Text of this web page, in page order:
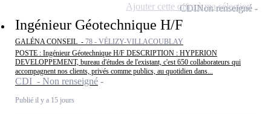
Ingénieur Géotechnique H/F
GALÉNA CONSEIL - 78 - VÉLIZY-VILLACOUBLAY
POSTE : Ingénieur Géotechnique H/F DESCRIPTION : HYPERION
DEVELOPPEMENT, bureau d'études de l'existant, c'est 650 collaborateurs qui
accompagnent nos clients, privés comme publics, au quotidien dans...
CDI - Non renseigné
Publié il y a 15 jours
CDINon renseigné
Ajouter cette offre à ma sélection